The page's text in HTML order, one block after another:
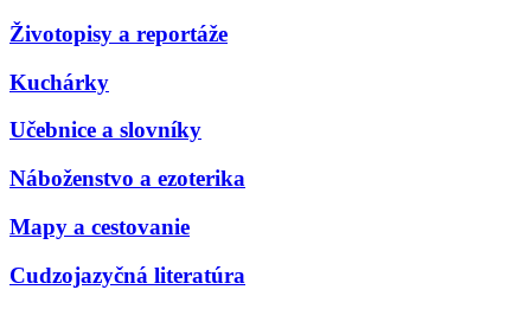
Životopisy a reportáže
Kuchárky
Učebnice a slovníky
Náboženstvo a ezoterika
Mapy a cestovanie
Cudzojazyčná literatúra